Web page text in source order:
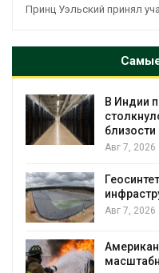
Принц Уэльский принял
В Индии
Авг 7, 2026
Авг 7, 2026